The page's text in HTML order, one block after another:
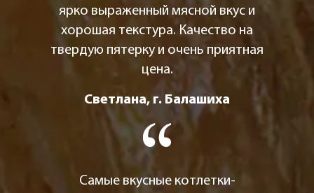
ярко выраженный мясной вкус и
хорошая текстура. Качество на
твердую пятерку и очень приятная
цена.
Светлана, г. Балашиха
Самые вкусные котлетки-